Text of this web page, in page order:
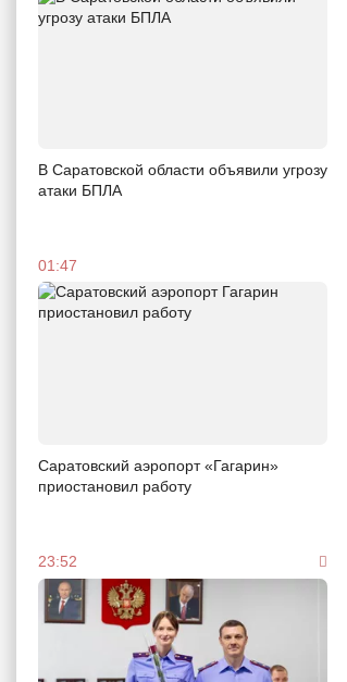
В Саратовской области объявили угрозу
атаки БПЛА
01:47
Саратовский аэропорт «Гагарин»
приостановил работу
23:52